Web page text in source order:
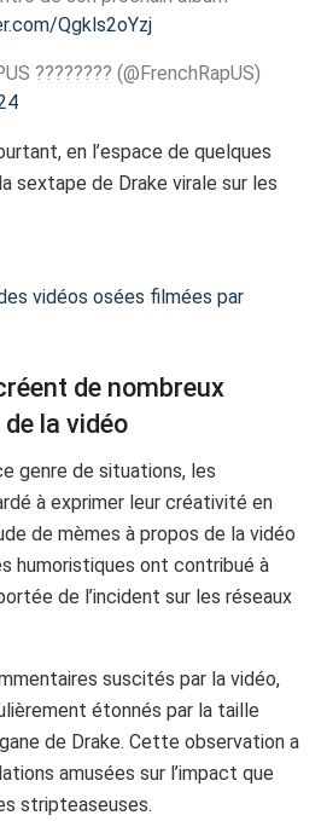
Qgkls2oYzj
???????? (@FrenchRapUS)
en l’espace de quelques
sextape de Drake virale sur les
vidéos osées filmées par
de nombreux
la vidéo
genre de situations, les
à exprimer leur créativité en
de mèmes à propos de la vidéo
humoristiques ont contribué à
de l’incident sur les réseaux
suscités par la vidéo,
étonnés par la taille
de Drake. Cette observation a
amusées sur l’impact que
stripteaseuses.